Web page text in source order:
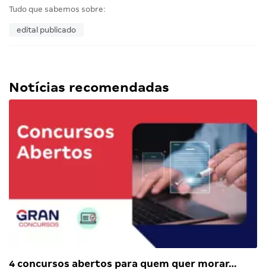
Tudo que sabemos sobre:
edital publicado
Notícias recomendadas
4 concursos abertos para quem quer morar…